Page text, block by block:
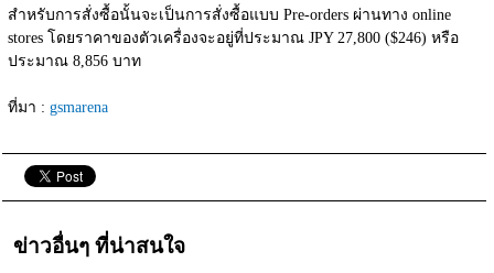
สำหรับการสั่งซื้อนั้นจะเป็นการสั่งซื้อแบบ Pre-orders ผ่านทาง online
stores โดยราคาของตัวเครื่องจะอยู่ที่ประมาณ JPY 27,800 ($246) หรือ
ประมาณ 8,856 บาท
ที่มา : gsmarena
ข่าวอื่นๆ ที่น่าสนใจ